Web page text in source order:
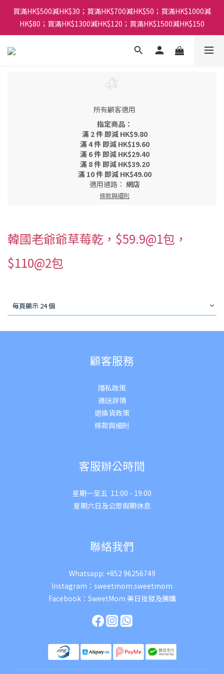
買滿HK$500減HK$30；買滿HK$700減HK$50；買滿HK$1000減
HK$80；買滿HK$1300減HK$120；買滿HK$1500減HK$150
所有顧客適用
指定商品：
滿 2 件 即減 HK$9.80
滿 4 件 即減 HK$19.60
滿 6 件 即減 HK$29.40
滿 8 件 即減 HK$39.20
滿 10 件 即減 HK$49.00
適用通路： 網店
條款與細則
韓國老爺爺草莓乾，$59.9@1包，
$110@2包
每頁顯示 24 個
顧客服務
隱私政策
運送詳情
退換貨政策
條款與細則
客服辦公時間
星期一至五 11:00 - 19:00
星期六日及公眾假期休息
聯絡我們
Whatsapp: +852 96256749
Instagram： sweetmom.sweetmom
Facebook： SweetMom 美日批發及團購